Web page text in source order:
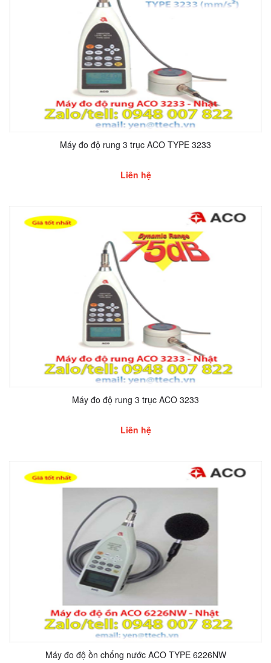
Máy đo độ rung 3 trục ACO TYPE 3233
Liên hệ
Máy đo độ rung 3 trục ACO 3233
Liên hệ
Máy đo độ ồn chống nước ACO TYPE 6226NW